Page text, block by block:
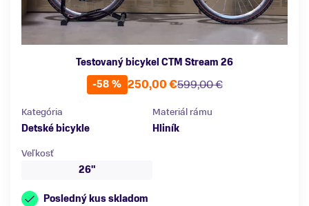
Testovaný bicykel CTM Stream 26
-58 %
599,00 €
250,00 €
Kategória
Detské bicykle
Materiál rámu
Hliník
Veľkosť
26"
Posledný kus skladom